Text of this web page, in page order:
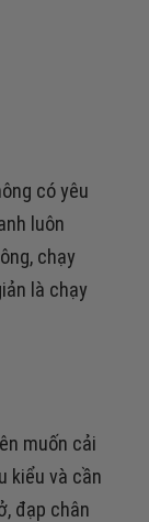
có yêu
luôn
chạy
là chạy
muốn cải
kiểu và cần
đạp chân